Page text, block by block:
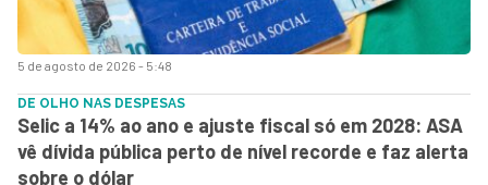
5 de agosto de 2026 - 5:48
DE OLHO NAS DESPESAS
Selic a 14% ao ano e ajuste fiscal só em 2028: ASA
vê dívida pública perto de nível recorde e faz alerta
sobre o dólar